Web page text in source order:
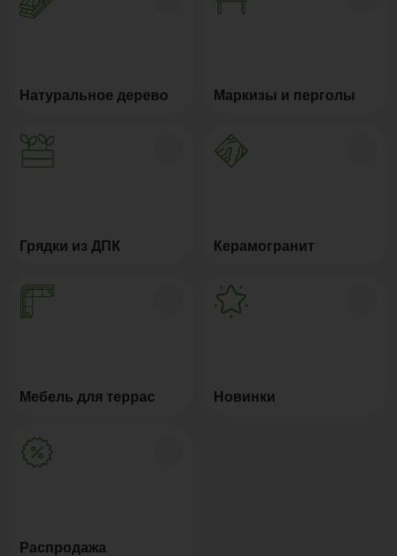
Натуральное дерево Маркизы и перголы
Грядки из ДПК Керамогранит
Мебель для террас Новинки
Распродажа